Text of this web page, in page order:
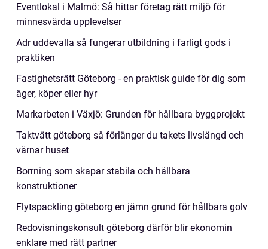
Eventlokal i Malmö: Så hittar företag rätt miljö för
minnesvärda upplevelser
Adr uddevalla så fungerar utbildning i farligt gods i
praktiken
Fastighetsrätt Göteborg - en praktisk guide för dig som
äger, köper eller hyr
Markarbeten i Växjö: Grunden för hållbara byggprojekt
Taktvätt göteborg så förlänger du takets livslängd och
värnar huset
Borrning som skapar stabila och hållbara
konstruktioner
Flytspackling göteborg en jämn grund för hållbara golv
Redovisningskonsult göteborg därför blir ekonomin
enklare med rätt partner